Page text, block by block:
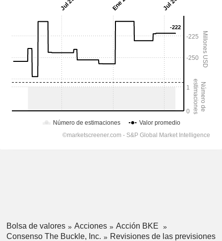
Bolsa de valores Acciones
Acción BKE
Consenso The Buckle, Inc.
Revisiones de las previsiones